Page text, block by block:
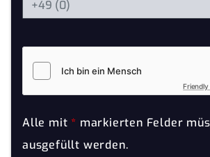
Alle mit* markierten Felder
ausgefüllt werden.